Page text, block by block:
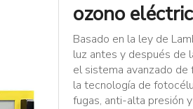
ozono
Basado en la ley de
luz antes y después de
el sistema avanzado
la tecnología de
fugas, anti-alta presión